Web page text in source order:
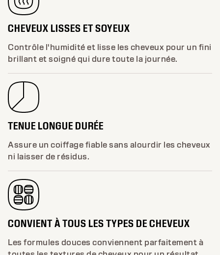
CHEVEUX LISSES ET SOYEUX
Contrôle l'humidité et lisse les cheveux pour un fini
brillant et soigné qui dure toute la journée.
TENUE LONGUE DURÉE
Assure un coiffage fiable sans alourdir les cheveux
ni laisser de résidus.
CONVIENT À TOUS LES TYPES DE CHEVEUX
Les formules douces conviennent parfaitement à